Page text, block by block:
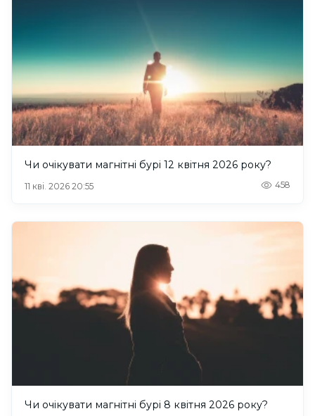
Чи очікувати магнітні бурі 12 квітня 2026 року?
11 кві. 2026 20:55 458
Чи очікувати магнітні бурі 8 квітня 2026 року?